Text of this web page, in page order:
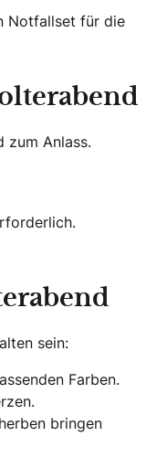
Notfallset für die
zum Anlass.
sein:
Farben.
bringen